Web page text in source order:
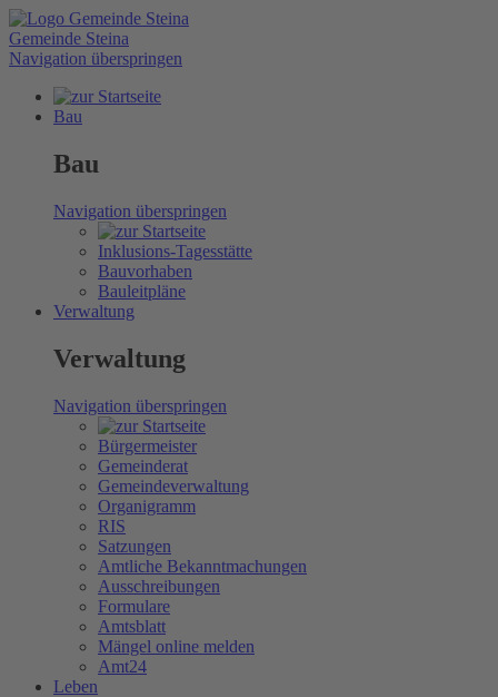
Gemeinde Steina
Navigation überspringen
Bau
Bau
Navigation überspringen
Inklusions-Tagesstätte
Bauvorhaben
Bauleitpläne
Verwaltung
Verwaltung
Navigation überspringen
Bürgermeister
Gemeinderat
Gemeindeverwaltung
Organigramm
RIS
Satzungen
Amtliche Bekanntmachungen
Ausschreibungen
Formulare
Amtsblatt
Mängel online melden
Amt24
Leben